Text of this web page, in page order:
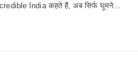
India कहते हैं, अब सिर्फ घूमने…